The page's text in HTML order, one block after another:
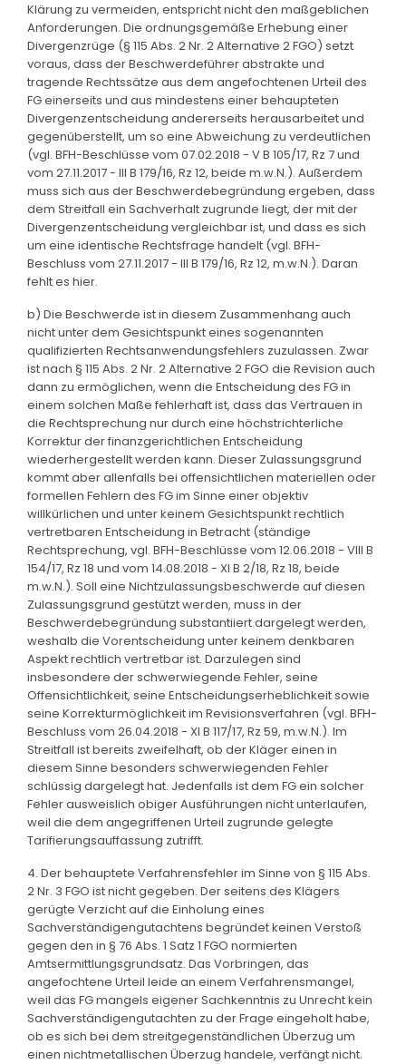
Klärung zu vermeiden, entspricht nicht den maßgeblichen
Anforderungen. Die ordnungsgemäße Erhebung einer
Divergenzrüge (§ 115 Abs. 2 Nr. 2 Alternative 2 FGO) setzt
voraus, dass der Beschwerdeführer abstrakte und
tragende Rechtssätze aus dem angefochtenen Urteil des
FG einerseits und aus mindestens einer behaupteten
Divergenzentscheidung andererseits herausarbeitet und
gegenüberstellt, um so eine Abweichung zu verdeutlichen
(vgl. BFH-Beschlüsse vom 07.02.2018 - V B 105/17, Rz 7 und
vom 27.11.2017 - III B 179/16, Rz 12, beide m.w.N.). Außerdem
muss sich aus der Beschwerdebegründung ergeben, dass
dem Streitfall ein Sachverhalt zugrunde liegt, der mit der
Divergenzentscheidung vergleichbar ist, und dass es sich
um eine identische Rechtsfrage handelt (vgl. BFH-
Beschluss vom 27.11.2017 - III B 179/16, Rz 12, m.w.N.). Daran
fehlt es hier.
b) Die Beschwerde ist in diesem Zusammenhang auch
nicht unter dem Gesichtspunkt eines sogenannten
qualifizierten Rechtsanwendungsfehlers zuzulassen. Zwar
ist nach § 115 Abs. 2 Nr. 2 Alternative 2 FGO die Revision auch
dann zu ermöglichen, wenn die Entscheidung des FG in
einem solchen Maße fehlerhaft ist, dass das Vertrauen in
die Rechtsprechung nur durch eine höchstrichterliche
Korrektur der finanzgerichtlichen Entscheidung
wiederhergestellt werden kann. Dieser Zulassungsgrund
kommt aber allenfalls bei offensichtlichen materiellen oder
formellen Fehlern des FG im Sinne einer objektiv
willkürlichen und unter keinem Gesichtspunkt rechtlich
vertretbaren Entscheidung in Betracht (ständige
Rechtsprechung, vgl. BFH-Beschlüsse vom 12.06.2018 - VIII B
154/17, Rz 18 und vom 14.08.2018 - XI B 2/18, Rz 18, beide
m.w.N.). Soll eine Nichtzulassungsbeschwerde auf diesen
Zulassungsgrund gestützt werden, muss in der
Beschwerdebegründung substantiiert dargelegt werden,
weshalb die Vorentscheidung unter keinem denkbaren
Aspekt rechtlich vertretbar ist. Darzulegen sind
insbesondere der schwerwiegende Fehler, seine
Offensichtlichkeit, seine Entscheidungserheblichkeit sowie
seine Korrekturmöglichkeit im Revisionsverfahren (vgl. BFH-
Beschluss vom 26.04.2018 - XI B 117/17, Rz 59, m.w.N.). Im
Streitfall ist bereits zweifelhaft, ob der Kläger einen in
diesem Sinne besonders schwerwiegenden Fehler
schlüssig dargelegt hat. Jedenfalls ist dem FG ein solcher
Fehler ausweislich obiger Ausführungen nicht unterlaufen,
weil die dem angegriffenen Urteil zugrunde gelegte
Tarifierungsauffassung zutrifft.
4. Der behauptete Verfahrensfehler im Sinne von § 115 Abs.
2 Nr. 3 FGO ist nicht gegeben. Der seitens des Klägers
gerügte Verzicht auf die Einholung eines
Sachverständigengutachtens begründet keinen Verstoß
gegen den in § 76 Abs. 1 Satz 1 FGO normierten
Amtsermittlungsgrundsatz. Das Vorbringen, das
angefochtene Urteil leide an einem Verfahrensmangel,
weil das FG mangels eigener Sachkenntnis zu Unrecht kein
Sachverständigengutachten zu der Frage eingeholt habe,
ob es sich bei dem streitgegenständlichen Überzug um
einen nichtmetallischen Überzug handele, verfängt nicht.